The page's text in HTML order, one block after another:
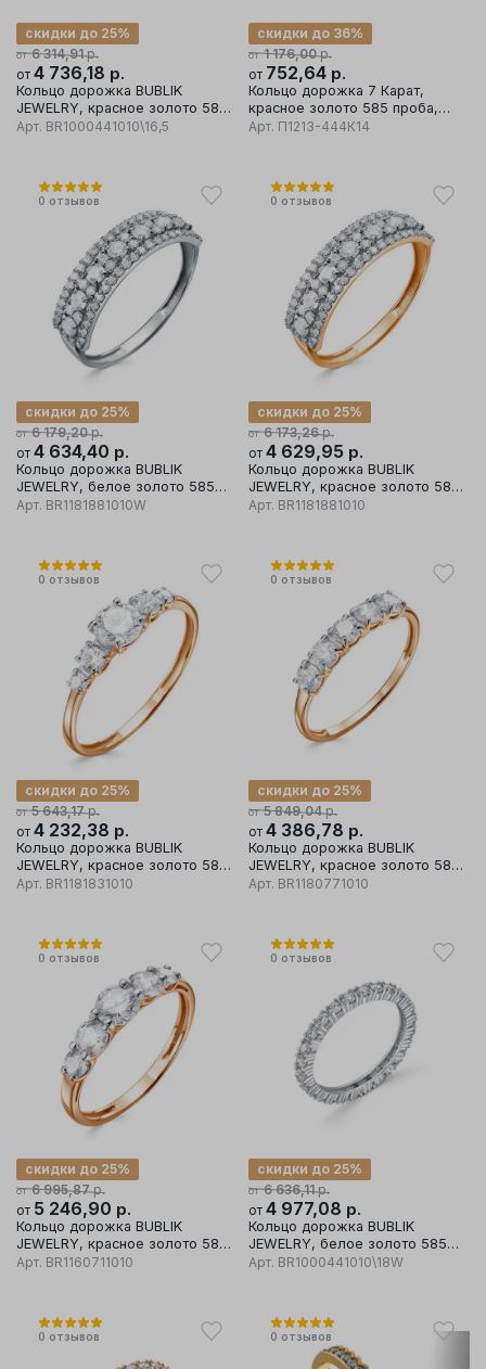
от 6 314,91р.
скидки до 25%
от 4 736,18 р.
Кольцо дорожка BUBLIK
JEWELRY, красное золото 585
проба, вставка бриллиант
Арт. BR1000441010\16,5
от 1 176,00р.
скидки до 36%
от 752,64 р.
Кольцо дорожка 7 Карат,
красное золото 585 проба,
вставка фианит
Арт. П1213-444К14
0 отзывов
от 6 179,20р.
скидки до 25%
от 4 634,40 р.
Кольцо дорожка BUBLIK
JEWELRY, белое золото 585
проба, вставка бриллиант
Арт. BR1181881010W
0 отзывов
от 6 173,26р.
скидки до 25%
от 4 629,95 р.
Кольцо дорожка BUBLIK
JEWELRY, красное золото 585
проба, вставка бриллиант
Арт. BR1181881010
0 отзывов
от 5 643,17р.
скидки до 25%
от 4 232,38 р.
Кольцо дорожка BUBLIK
JEWELRY, красное золото 585
проба, вставка бриллиант
Арт. BR1181831010
0 отзывов
от 5 849,04р.
скидки до 25%
от 4 386,78 р.
Кольцо дорожка BUBLIK
JEWELRY, красное золото 585
проба, вставка бриллиант
Арт. BR1180771010
0 отзывов
от 6 995,87р.
скидки до 25%
от 5 246,90 р.
Кольцо дорожка BUBLIK
JEWELRY, красное золото 585
проба, вставка бриллиант
Арт. BR1160711010
0 отзывов
от 6 636,11р.
скидки до 25%
от 4 977,08 р.
Кольцо дорожка BUBLIK
JEWELRY, белое золото 585
проба, вставка бриллиант
Арт. BR1000441010\18W
0 отзывов 0 отзывов